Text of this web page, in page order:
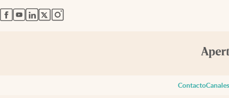
abre en nueva pestaña
abre en nueva pestaña
abre en nueva pestaña
abre en nueva pestaña
abre en nueva pestaña
Contacto